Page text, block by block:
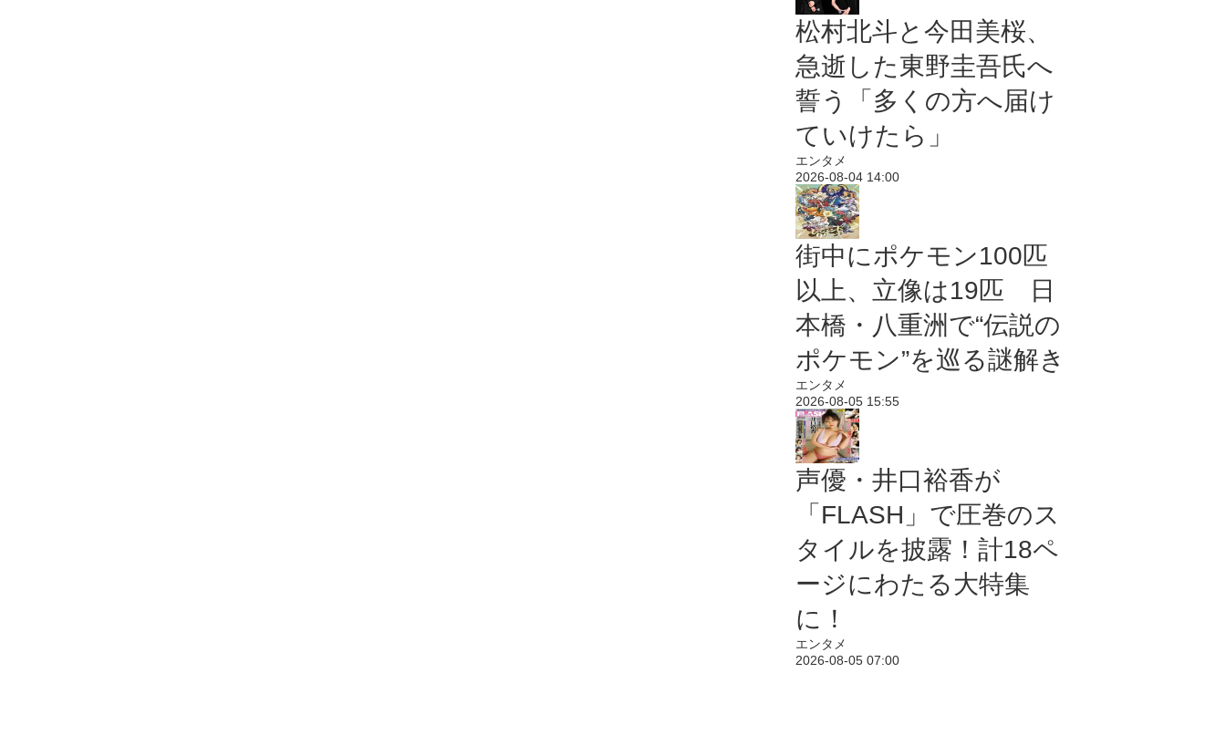
松村北斗と今田美桜、
急逝した東野圭吾氏へ
誓う「多くの方へ届け
ていけたら」
エンタメ
2026-08-04 14:00
街中にポケモン100匹
以上、立像は19匹 日
本橋・八重洲で“伝説の
ポケモン”を巡る謎解き
エンタメ
2026-08-05 15:55
声優・井口裕香が
「FLASH」で圧巻のス
タイルを披露！計18ペ
ージにわたる大特集
に！
エンタメ
2026-08-05 07:00